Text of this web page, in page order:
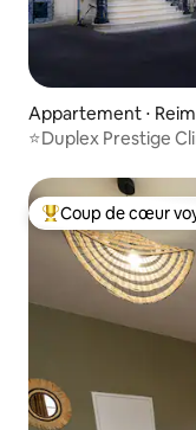
Appartement ⋅
⭐️Duplex Prestige
Coups de cœur
Coup de cœur